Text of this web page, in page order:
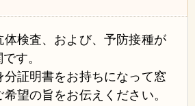
体検査、および、予防接種が
す。
分証明書をお持ちになって窓
望の旨をお伝えください。